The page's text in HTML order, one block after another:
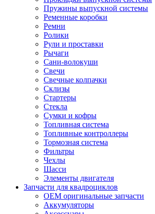
Пружины выпускной системы
Ременные коробки
Ремни
Ролики
Рули и проставки
Рычаги
Сани-волокуши
Свечи
Свечные колпачки
Склизы
Стартеры
Стекла
Сумки и кофры
Топливная система
Топливные контроллеры
Тормозная система
Фильтры
Чехлы
Шасси
Элементы двигателя
Запчасти для квадроциклов
OEM оригинальные запчасти
Аккумуляторы